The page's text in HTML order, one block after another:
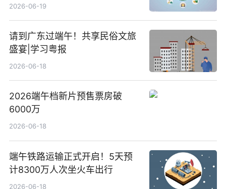
2026-06-19
请到广东过端午！共享民俗文旅
盛宴|学习粤报
2026-06-18
2026端午档新片预售票房破
6000万
2026-06-18
端午铁路运输正式开启！5天预
计8300万人次坐火车出行
2026-06-18